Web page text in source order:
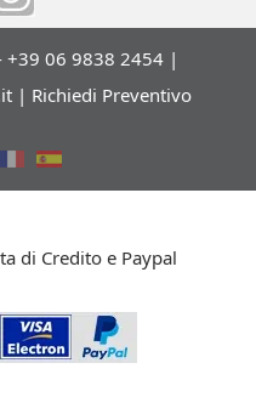
+39 06 9838 2454 |
| Richiedi Preventivo
di Credito e Paypal